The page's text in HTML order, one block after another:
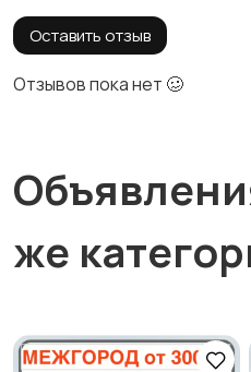
Оставить отзыв
Отзывов пока нет 🥴
же